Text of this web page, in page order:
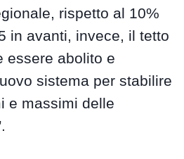
rispetto al 10%
in avanti, invece, il tetto
essere abolito e
sistema per stabilire
e massimi delle